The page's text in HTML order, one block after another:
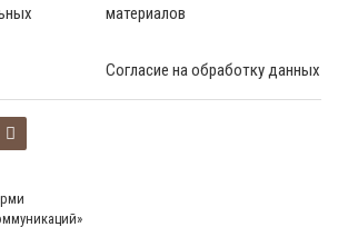
материалов
Согласие на обработку данных